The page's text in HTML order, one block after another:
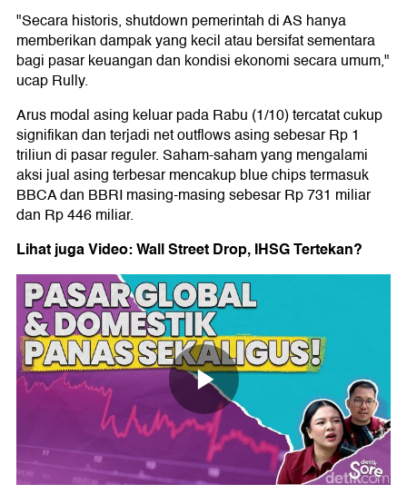
"Secara historis, shutdown pemerintah di AS hanya
memberikan dampak yang kecil atau bersifat sementara
bagi pasar keuangan dan kondisi ekonomi secara umum,"
ucap Rully.
Arus modal asing keluar pada Rabu (1/10) tercatat cukup
signifikan dan terjadi net outflows asing sebesar Rp 1
triliun di pasar reguler. Saham-saham yang mengalami
aksi jual asing terbesar mencakup blue chips termasuk
BBCA dan BBRI masing-masing sebesar Rp 731 miliar
dan Rp 446 miliar.
Lihat juga Video: Wall Street Drop, IHSG Tertekan?